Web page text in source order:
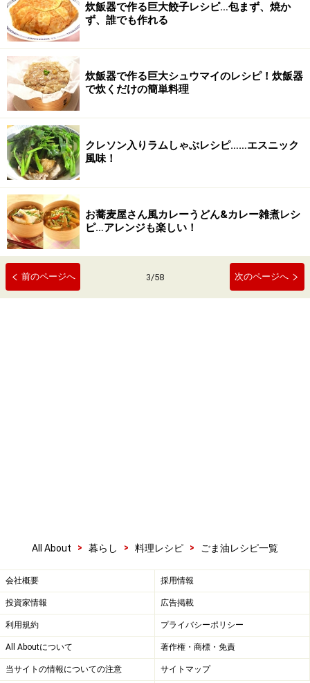
炊飯器で作る巨大餃子レシピ…包まず、焼か
ず、誰でも作れる
炊飯器で作る巨大シュウマイのレシピ！炊飯器
で炊くだけの簡単料理
クレソン入りラムしゃぶレシピ……エスニック
風味！
お蕎麦屋さん風カレーうどん&カレー雑煮レシ
ピ…アレンジも楽しい！
前のページへ 3/58 次のページへ
All About > 暮らし > 料理レシピ > ごま油レシピ一覧
会社概要 採用情報
投資家情報 広告掲載
利用規約 プライバシーポリシー
All Aboutについて 著作権・商標・免責
当サイトの情報についての注意 サイトマップ